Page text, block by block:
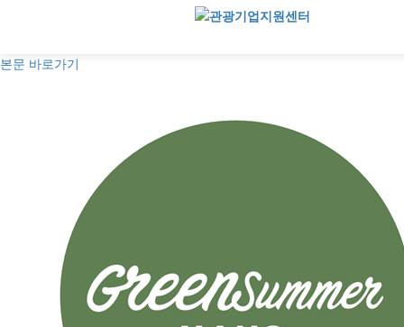
본문 바로가기